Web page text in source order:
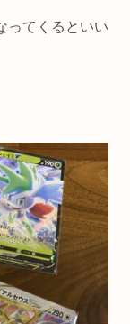
ってくるといい